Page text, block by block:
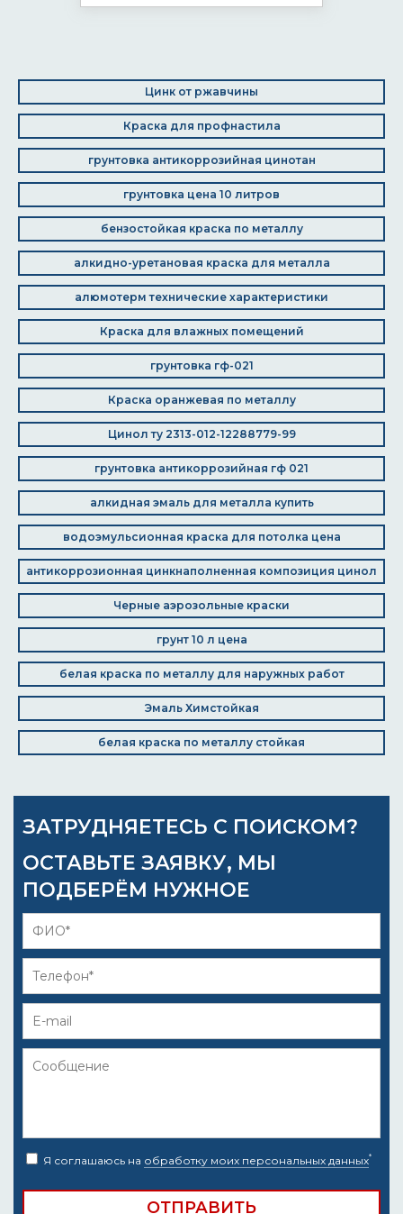
Цинк от ржавчины
Краска для профнастила
грунтовка антикоррозийная цинотан
грунтовка цена 10 литров
бензостойкая краска по металлу
алкидно-уретановая краска для металла
алюмотерм технические характеристики
Краска для влажных помещений
грунтовка гф-021
Краска оранжевая по металлу
Цинол ту 2313-012-12288779-99
грунтовка антикоррозийная гф 021
алкидная эмаль для металла купить
водоэмульсионная краска для потолка цена
антикоррозионная цинкнаполненная композиция цинол
Черные аэрозольные краски
грунт 10 л цена
белая краска по металлу для наружных работ
Эмаль Химстойкая
белая краска по металлу стойкая
ЗАТРУДНЯЕТЕСЬ С ПОИСКОМ?
ОСТАВЬТЕ ЗАЯВКУ, МЫ
ПОДБЕРЁМ НУЖНОЕ
Я соглашаюсь на обработку моих персональных данных*